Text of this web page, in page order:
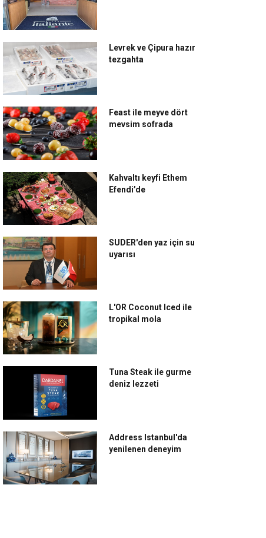
Levrek ve Çipura hazır
tezgahta
Feast ile meyve dört
mevsim sofrada
Kahvaltı keyfi Ethem
Efendi’de
SUDER'den yaz için su
uyarısı
L'OR Coconut Iced ile
tropikal mola
Tuna Steak ile gurme
deniz lezzeti
Address Istanbul'da
yenilenen deneyim